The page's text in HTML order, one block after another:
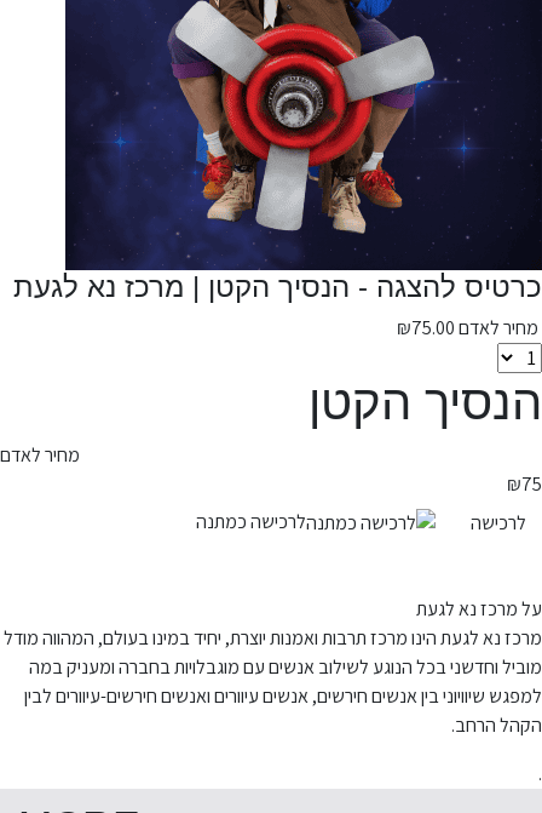
כרטיס להצגה - הנסיך הקטן | מרכז נא לגעת
מחיר לאדם ₪75.00
הנסיך הקטן
מחיר לאדם
₪75
לרכישה
לרכישה כמתנה
על מרכז נא לגעת
מרכז נא לגעת הינו מרכז תרבות ואמנות יוצרת, יחיד במינו בעולם, המהווה מודל
מוביל וחדשני בכל הנוגע לשילוב אנשים עם מוגבלויות בחברה ומעניק במה
למפגש שיוויוני בין אנשים חירשים, אנשים עיוורים ואנשים חירשים-עיוורים לבין
הקהל הרחב.
.